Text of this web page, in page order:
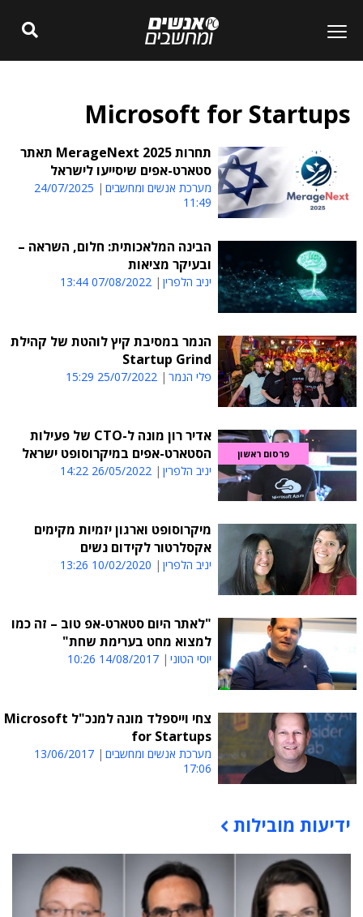
Microsoft for Startups
תחרות MerageNext 2025 תאתר
סטארט-אפים שיסייעו לישראל
מערכת אנשים ומחשבים
24/07/2025
11:49
הבינה המלאכותית: חלום, השראה –
ובעיקר מציאות
יניב הלפרין 07/08/2022 13:44
הנמר במסיבת קיץ לוהטת של קהילת
Startup Grind
פלי הנמר 25/07/2022 15:29
פרסום ראשון
אדיר רון מונה ל-CTO של פעילות
הסטארט-אפים במיקרוסופט ישראל
יניב הלפרין 26/05/2022 14:22
מיקרוסופט וארגון יזמיות מקימים
אקסלרטור לקידום נשים
יניב הלפרין 10/02/2020 13:26
"לאתר היום סטארט-אפ טוב – זה כמו
למצוא מחט בערימת שחת"
יוסי הטוני 14/08/2017 10:26
צחי וייספלד מונה למנכ"ל Microsoft
for Startups
מערכת אנשים ומחשבים
13/06/2017
17:06
תוכן פרסומי
ידיעות מובילות